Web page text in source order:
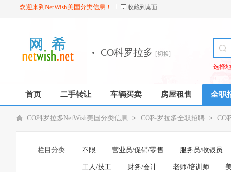
欢迎来到NetWish美国分类信息！ 收藏到桌面
· CO科罗拉多
[切换]
选择
首页 二手转让 车辆买卖 房屋租售 全职
CO科罗拉多NetWish美国分类信息 > CO科罗拉多全职招聘 > CO
栏目分类 不限 营业员/促销/零售 服务员/收银员
工人/技工 财务/会计 老师/培训师